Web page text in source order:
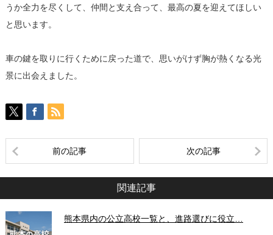
うか全力を尽くして、仲間と支え合って、最高の夏を迎えてほしい
と思います。
車の鍵を取りに行くために戻った道で、思いがけず胸が熱くなる光
景に出会えました。
前の記事 次の記事
関連記事
熊本県内の公立高校一覧と、進路選びに役立…